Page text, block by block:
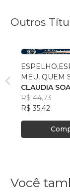
Outros
MEU, QUEM
CLAUDIA
R$ 44,73
R$ 35,42
Você